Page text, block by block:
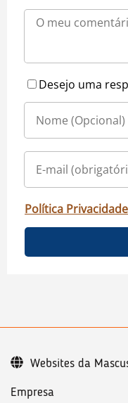
Desejo uma
Política Privacidade
Empresa
Websites da